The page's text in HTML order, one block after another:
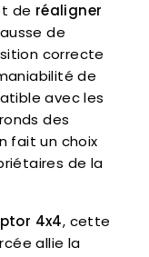
de réaligner
de
correcte
de
avec les
des
fait un choix
de la
4x4, cette
allie la